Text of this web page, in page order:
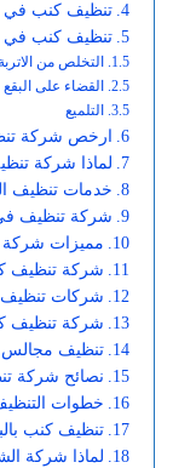
تنظيف كنب في
تنظيف كنب في
التخلص من
القضاء على البقع
التلميع
ارخص شركة
لماذا شركة
خدمات تنظيف
شركة تنظيف في
مميزات شركة
شركة تنظيف
شركات
شركة تنظيف
تنظيف مجالس
نصائح شركة
خطوات
تنظيف كنب
لماذا شركة